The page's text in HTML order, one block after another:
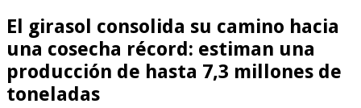
El girasol consolida su camino hacia
una cosecha récord: estiman una
producción de hasta 7,3 millones de
toneladas